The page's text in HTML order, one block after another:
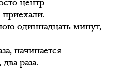
приехали.
одиннадцать минут,
начинается
раза.